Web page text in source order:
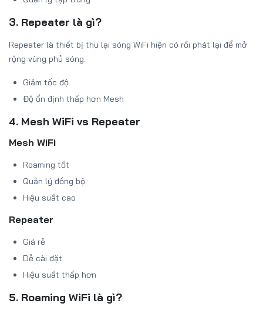
3. Repeater là gì?
Repeater là thiết bị thu lại sóng WiFi hiện có rồi phát lại để mở
rộng vùng phủ sóng.
Giảm tốc độ
Độ ổn định thấp hơn Mesh
4. Mesh WiFi vs Repeater
Mesh WiFi
Roaming tốt
Quản lý đồng bộ
Hiệu suất cao
Repeater
Giá rẻ
Dễ cài đặt
Hiệu suất thấp hơn
5. Roaming WiFi là gì?